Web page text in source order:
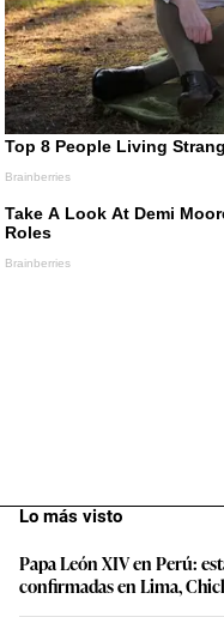
Lo más visto
Papa León XIV en Perú:
confirmadas en Lima,